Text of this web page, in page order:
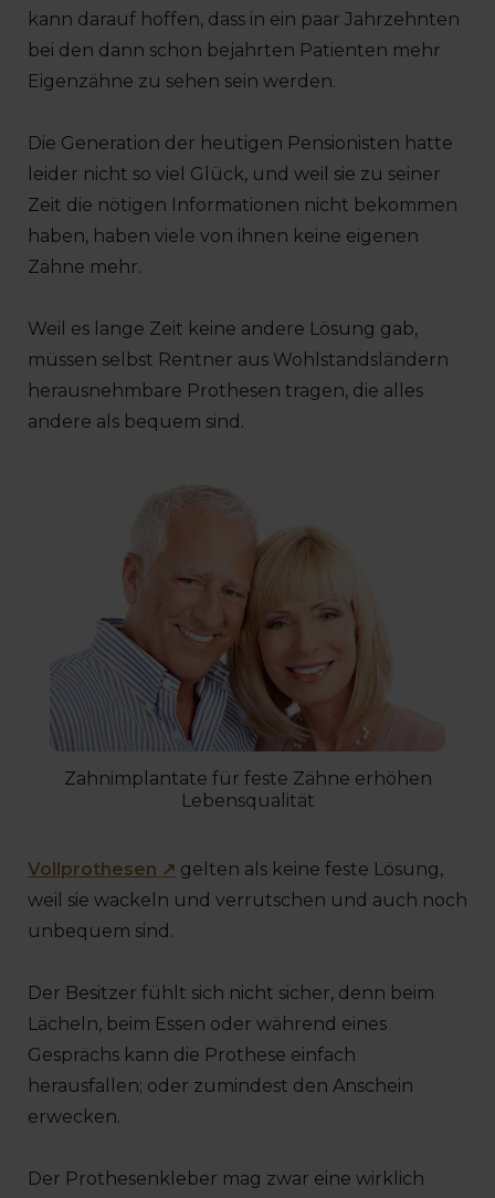
kann darauf hoffen, dass in ein paar Jahrzehnten
bei den dann schon bejahrten Patienten mehr
Eigenzähne zu sehen sein werden.
Die Generation der heutigen Pensionisten hatte
leider nicht so viel Glück, und weil sie zu seiner
Zeit die nötigen Informationen nicht bekommen
haben, haben viele von ihnen keine eigenen
Zähne mehr.
Weil es lange Zeit keine andere Lösung gab,
müssen selbst Rentner aus Wohlstandsländern
herausnehmbare Prothesen tragen, die alles
andere als bequem sind.
Zahnimplantate für feste Zähne erhöhen
Lebensqualität
Vollprothesen ↗ gelten als keine feste Lösung,
weil sie wackeln und verrutschen und auch noch
unbequem sind.
Der Besitzer fühlt sich nicht sicher, denn beim
Lächeln, beim Essen oder während eines
Gesprächs kann die Prothese einfach
herausfallen; oder zumindest den Anschein
erwecken.
Der Prothesenkleber mag zwar eine wirklich